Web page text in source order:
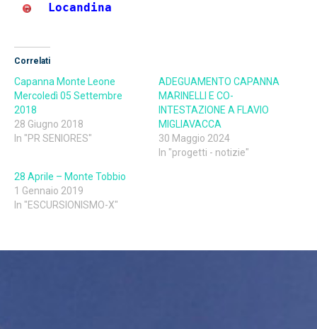
Locandina
Correlati
Capanna Monte Leone
Mercoledì 05 Settembre
2018
28 Giugno 2018
In "PR SENIORES"
ADEGUAMENTO CAPANNA
MARINELLI E CO-
INTESTAZIONE A FLAVIO
MIGLIAVACCA
30 Maggio 2024
In "progetti - notizie"
28 Aprile – Monte Tobbio
1 Gennaio 2019
In "ESCURSIONISMO-X"